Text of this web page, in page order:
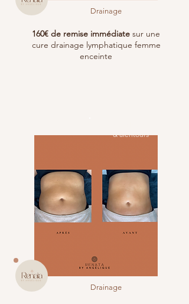
Drainage
160€ de remise immédiate sur une
cure drainage lymphatique femme
enceinte
Drainage
& alentours